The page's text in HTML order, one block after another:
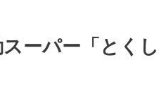
スーパー「とく